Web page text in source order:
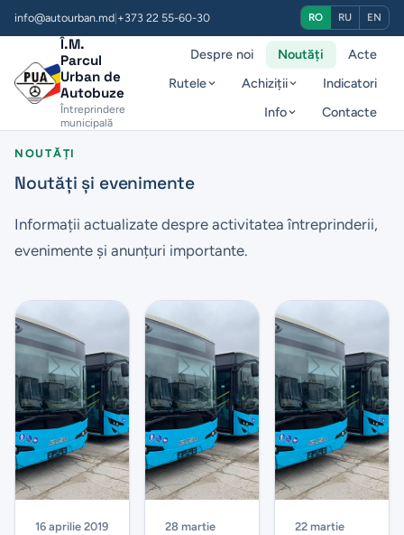
info@autourban.md +373 22 55-60-30 RO RU EN
Î.M.
Parcul
Urban de
Autobuze
Întreprindere
municipală
Despre noi Noutăți
Acte
Rutele
Achiziții
Indicatori
Info
Contacte
NOUTĂȚI
Noutăți și evenimente
Informații actualizate despre activitatea întreprinderii,
evenimente și anunțuri importante.
16 aprilie 2019
28 martie
22 martie